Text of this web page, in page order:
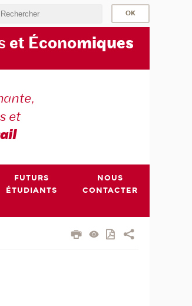
et Économiques
et
ail
FUTURS
ÉTUDIANTS
NOUS
CONTACTER